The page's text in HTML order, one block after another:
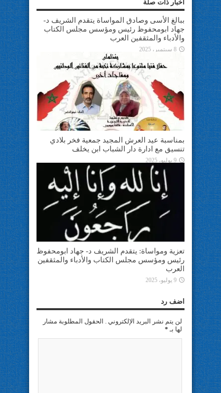
أخبار ذات صلة
ببالغ الأسى وصادق المواساة يتقدم الشريف د-
جهاد ابومحفوظ رئيس ومؤسس مجلس الكتاب
والأدباء والمثقفين العرب
8 سبتمبر، 2025
بمناسبة عيد العرش المجيد جمعية فخر بلادي
تنسيق مع ادارة دار الشباب ابن يخلف
9 يوليو، 2025
تعزية ومواساة: يتقدم الشريف د- جهاد ابومحفوظ
رئيس ومؤسس مجلس الكتاب والأدباء والمثقفين
العرب
9 يوليو، 2025
اضف رد
لن يتم نشر البريد الإلكتروني . الحقول المطلوبة مشار
لها بـ *